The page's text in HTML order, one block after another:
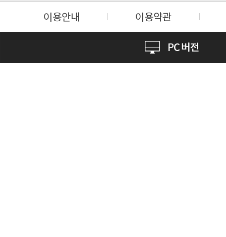
이용안내 이용약관